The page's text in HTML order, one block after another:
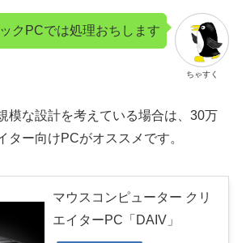
ちゃすく
クPCでは処理おちします
模な設計を考えている場合は、30万
ター向けPCがオススメです。
マウスコンピューター クリ
エイターPC「DAIV」